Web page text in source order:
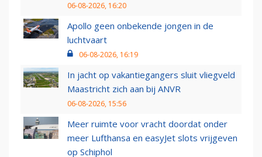
06-08-2026, 16:20
Apollo geen onbekende jongen in de
luchtvaart
06-08-2026, 16:19
In jacht op vakantiegangers sluit vliegveld
Maastricht zich aan bij ANVR
06-08-2026, 15:56
Meer ruimte voor vracht doordat onder
meer Lufthansa en easyJet slots vrijgeven
op Schiphol